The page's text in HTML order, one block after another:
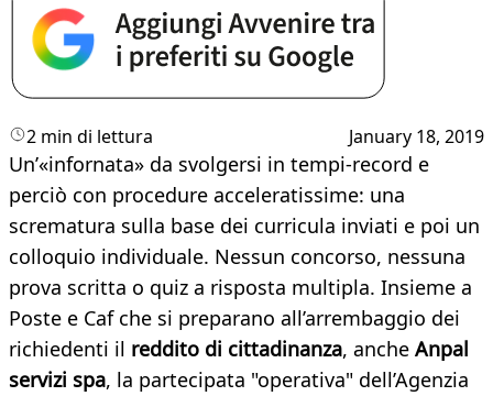
2 min di lettura January 18, 2019
Un’«infornata» da svolgersi in tempi-record e
perciò con procedure acceleratissime: una
scrematura sulla base dei curricula inviati e poi un
colloquio individuale. Nessun concorso, nessuna
prova scritta o quiz a risposta multipla. Insieme a
Poste e Caf che si preparano all’arrembaggio dei
richiedenti il reddito di cittadinanza, anche Anpal
servizi spa, la partecipata "operativa" dell’Agenzia